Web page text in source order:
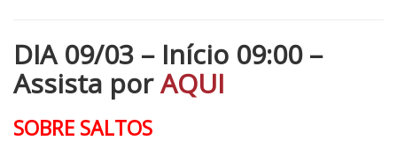
DIA 09/03 – Início 09:00 –
Assista porAQUI
SOBRE SALTOS